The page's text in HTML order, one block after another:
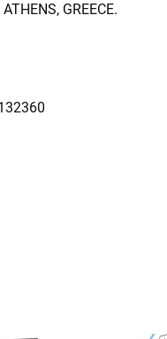
GREECE.